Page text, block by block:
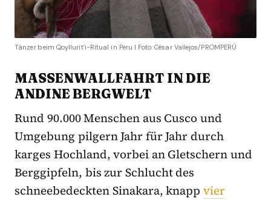
Tänzer beim Qoyllurit’i-Ritual in Peru I Foto: César Vallejos/PROMPERÚ
MASSENWALLFAHRT IN DIE
ANDINE BERGWELT
Rund 90.000 Menschen aus Cusco und
Umgebung pilgern Jahr für Jahr durch
karges Hochland, vorbei an Gletschern und
Berggipfeln, bis zur Schlucht des
schneebedeckten Sinakara, knapp vier